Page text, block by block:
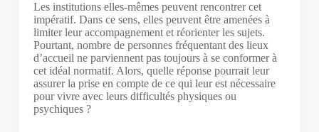
Les institutions elles-mêmes peuvent rencontrer cet
impératif. Dans ce sens, elles peuvent être amenées à
limiter leur accompagnement et réorienter les sujets.
Pourtant, nombre de personnes fréquentant des lieux
d’accueil ne parviennent pas toujours à se conformer à
cet idéal normatif. Alors, quelle réponse pourrait leur
assurer la prise en compte de ce qui leur est nécessaire
pour vivre avec leurs difficultés physiques ou
psychiques ?